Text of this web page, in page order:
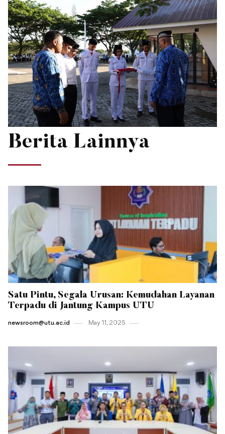
Berita Lainnya
Satu Pintu, Segala Urusan: Kemudahan Layanan
Terpadu di Jantung Kampus UTU
newsroom@utu.ac.id May 11 , 2025